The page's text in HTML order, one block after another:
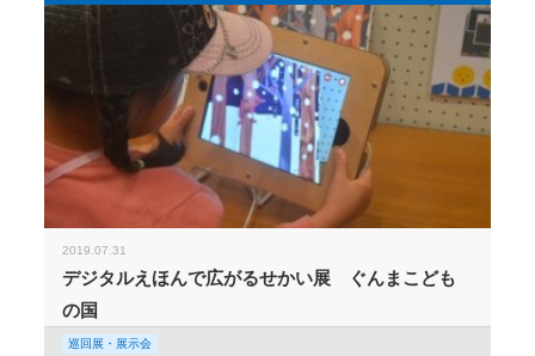
2019.07.31
デジタルえほんで広がるせかい展 ぐんまこども
の国
巡回展・展示会